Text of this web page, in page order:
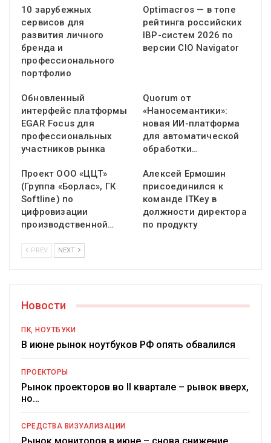
10 зарубежных
сервисов для
развития личного
бренда и
профессионального
портфолио
Optimacros — в топе
рейтинга российских
IBP-систем 2026 по
версии CIO Navigator
Обновленный
интерфейс платформы
EGAR Focus для
профессиональных
участников рынка
Quorum от
«Наносемантики»:
новая ИИ-платформа
для автоматической
обработки…
Проект ООО «ЦЦТ»
(Группа «Борлас», ГК
Softline) по
цифровизации
производственной…
Алексей Ермошин
присоединился к
команде ITKey в
должности директора
по продукту
PREV NEXT
Новости
ПК, НОУТБУКИ
В июне рынок ноутбуков РФ опять обвалился
ПРОЕКТОРЫ
Рынок проекторов во II квартале – рывок вверх,
но…
СРЕДСТВА ВИЗУАЛИЗАЦИИ